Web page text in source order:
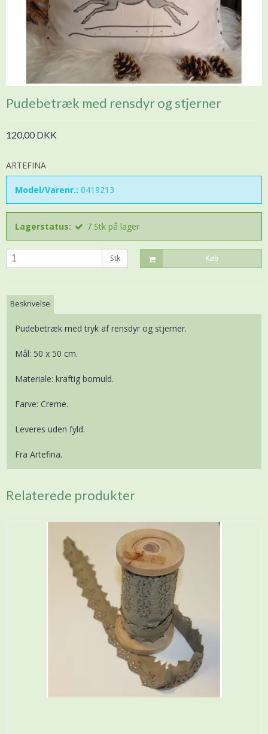
Pudebetræk med rensdyr og stjerner
120,00 DKK
ARTEFINA
Model/Varenr.: 0419213
Lagerstatus: 7 Stk på lager
Stk Køb
Beskrivelse
Pudebetræk med tryk af rensdyr og stjerner.
Mål: 50 x 50 cm.
Materiale: kraftig bomuld.
Farve: Creme.
Leveres uden fyld.
Fra Artefina.
Relaterede produkter